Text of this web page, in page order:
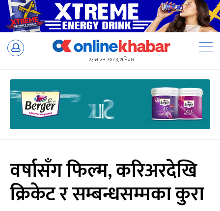
Skip
२३ साउन २०८३, शनिबार
वर्षासँग फिल्म, करिअरदेखि
क्रिकेट र सम्बन्धसम्मका कुरा